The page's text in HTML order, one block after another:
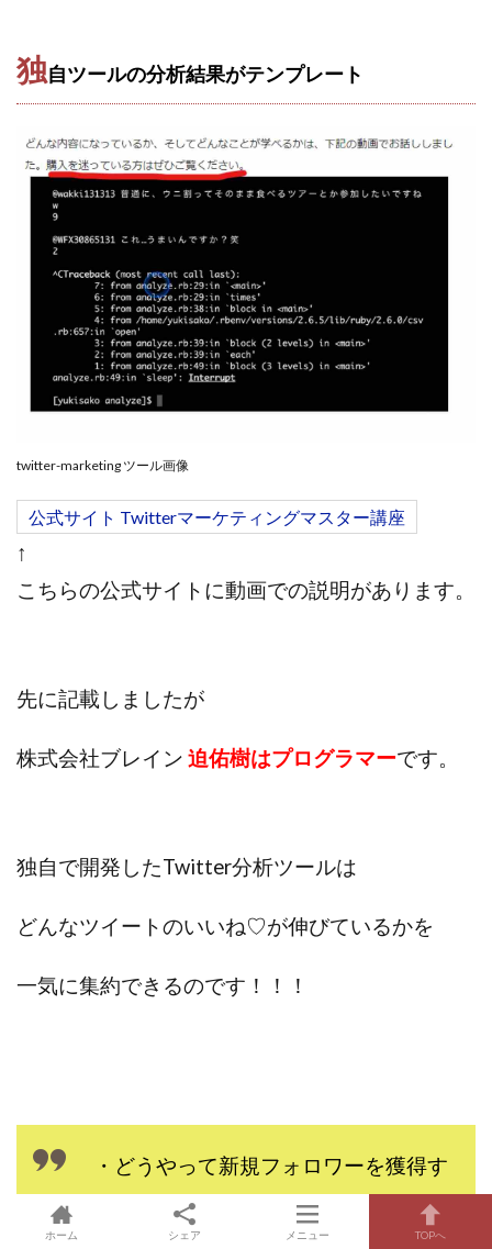
独自ツールの分析結果がテンプレート
twitter-marketing ツール画像
公式サイト Twitterマーケティングマスター講座
↑
こちらの公式サイトに動画での説明があります。
先に記載しましたが
株式会社ブレイン 迫佑樹はプログラマーです。
独自で開発したTwitter分析ツールは
どんなツイートのいいね♡が伸びているかを
一気に集約できるのです！！！
・どうやって新規フォロワーを獲得す
ホーム シェア メニュー TOPへ